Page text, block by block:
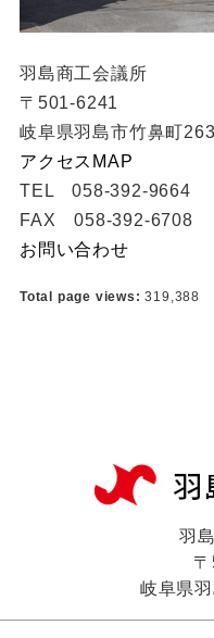
羽島商工会議所
〒501-6241
岐阜県羽島市竹鼻町
アクセスMAP
TEL 058-392-9664
FAX 058-392-6708
お問い合わせ
Total page views:319,388
羽
岐阜県